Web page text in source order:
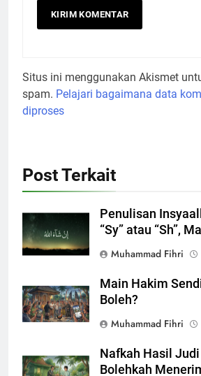
Situs ini menggunakan Akismet
spam. Pelajari bagaimana data
diproses
Post Terkait
Penulisan
“Sy” atau “Sh”,
Muhammad Fihri
Main Hakim
Boleh?
Muhammad Fihri
Nafkah Hasil
Bolehkah